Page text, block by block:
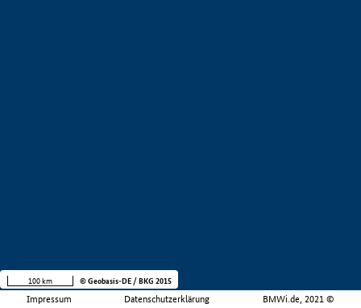
Impressum Datenschutzerklärung BMWi.de, 2021 ©
100 km © Geobasis-DE / BKG 2015